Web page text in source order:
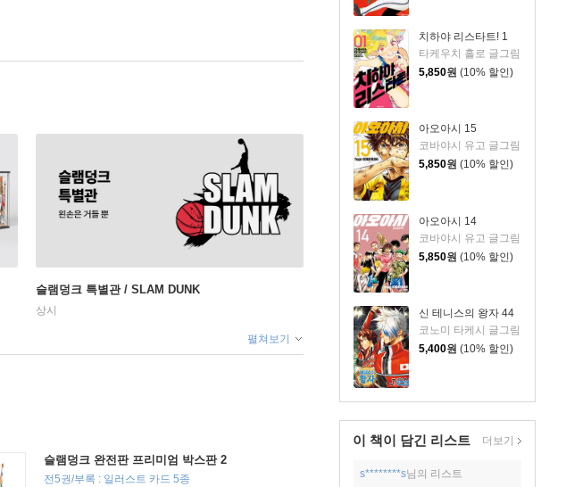
치하야 리스타트! 1
타케우치 홀로 글그림
5,850원 (10% 할인)
아오아시 15
코바야시 유고 글그림
5,850원 (10% 할인)
아오아시 14
코바야시 유고 글그림
5,850원 (10% 할인)
신 테니스의 왕자 44
코노미 타케시 글그림
5,400원 (10% 할인)
이 책이 담긴 리스트 더보기
s********s님의 리스트
슬램덩크 특별관 / SLAM DUNK
상시
펼쳐보기
슬램덩크 완전판 프리미엄 박스판 2
전5권/부록 : 일러스트 카드 5종